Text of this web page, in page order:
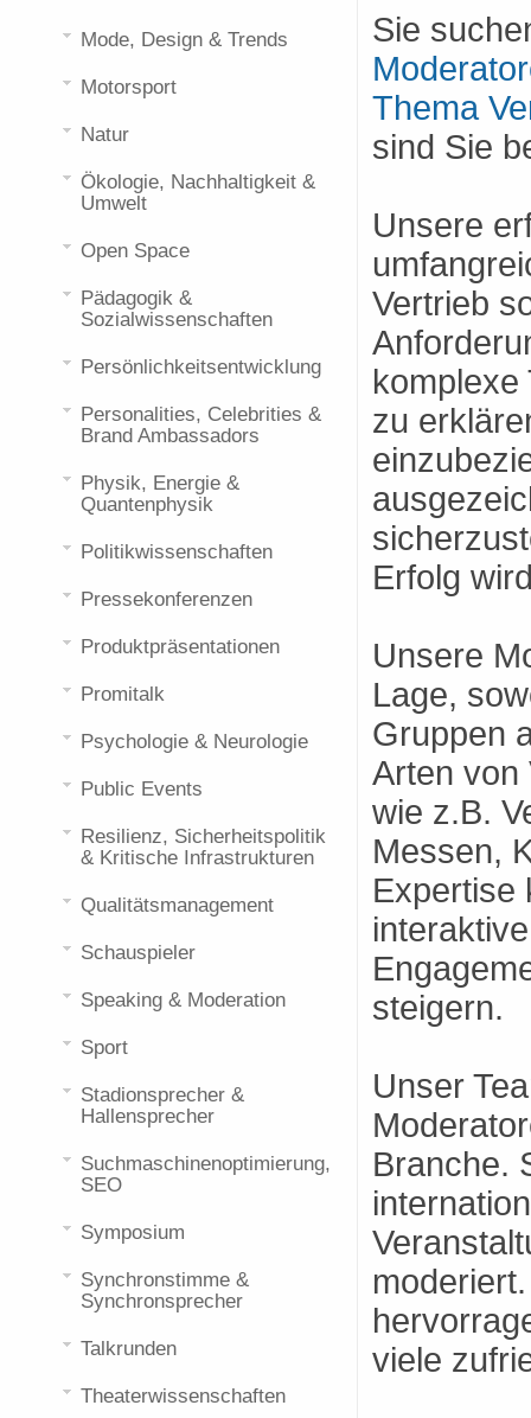
Sie
Thema
sind Sie
Unsere
Vertrieb
komplexe
zu
Erfolg
Unsere
Lage,
Gruppen
Arten von
wie z.B.
Messen,
Expertise
steigern.
Unser
Branche.
viele
Mode, Design & Trends
Motorsport
Natur
Ökologie, Nachhaltigkeit &
Umwelt
Open Space
Pädagogik &
Sozialwissenschaften
Persönlichkeitsentwicklung
Personalities, Celebrities &
Brand Ambassadors
Physik, Energie &
Quantenphysik
Politikwissenschaften
Pressekonferenzen
Produktpräsentationen
Promitalk
Psychologie & Neurologie
Public Events
Resilienz, Sicherheitspolitik
& Kritische Infrastrukturen
Qualitätsmanagement
Schauspieler
Speaking & Moderation
Sport
Stadionsprecher &
Hallensprecher
Suchmaschinenoptimierung,
SEO
Symposium
Synchronstimme &
Synchronsprecher
Talkrunden
Theaterwissenschaften